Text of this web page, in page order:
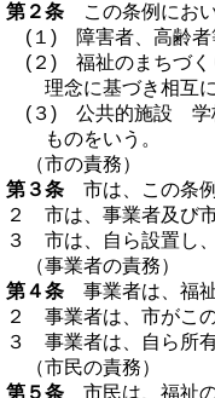
第２条 この条例にお
(１) 障害者、高齢者
(２) 福祉のまちづく
理念に基づき相互
(３) 公共的施設 学校
ものをいう。
（市の責務）
第３条 市は、この条
２ 市は、事業者及び
３ 市は、自ら設置し
（事業者の責務）
第４条 事業者は、福
２ 事業者は、市がこ
３ 事業者は、自ら所
（市民の責務）
第５条 市民は、福祉